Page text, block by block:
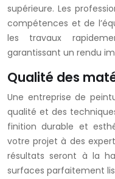
supérieure. Les
compétences et de
les travaux
garantissant un rendu
Qualité des
Une entreprise de
qualité et des
finition durable et
votre projet à des
résultats seront à la
surfaces parfaitement